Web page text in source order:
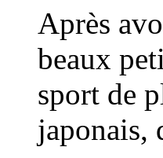
Après
beaux
sport de
japonais,